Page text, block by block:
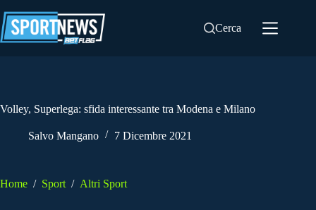
al
contenuto
Cerca
Volley, Superlega: sfida interessante tra Modena e Milano
Salvo Mangano 7 Dicembre 2021
Home / Sport / Altri Sport